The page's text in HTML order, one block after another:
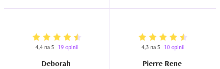
4,4 na 5 19 opinii
Deborah
4,3 na 5 10 opinii
Pierre Rene